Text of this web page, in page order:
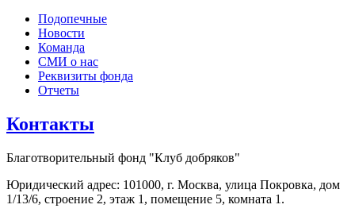
Подопечные
Новости
Команда
СМИ о нас
Реквизиты фонда
Отчеты
Контакты
Благотворительный фонд "Клуб добряков"
Юридический адрес: 101000, г. Москва, улица Покровка, дом
1/13/6, строение 2, этаж 1, помещение 5, комната 1.